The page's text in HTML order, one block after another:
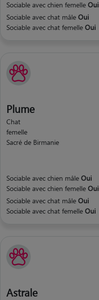
Sociable avec chien femelle Oui
Sociable avec chat mâle Oui
Sociable avec chat femelle Oui
Plume
Chat
femelle
Sacré de Birmanie
Sociable avec chien mâle Oui
Sociable avec chien femelle Oui
Sociable avec chat mâle Oui
Sociable avec chat femelle Oui
Astrale